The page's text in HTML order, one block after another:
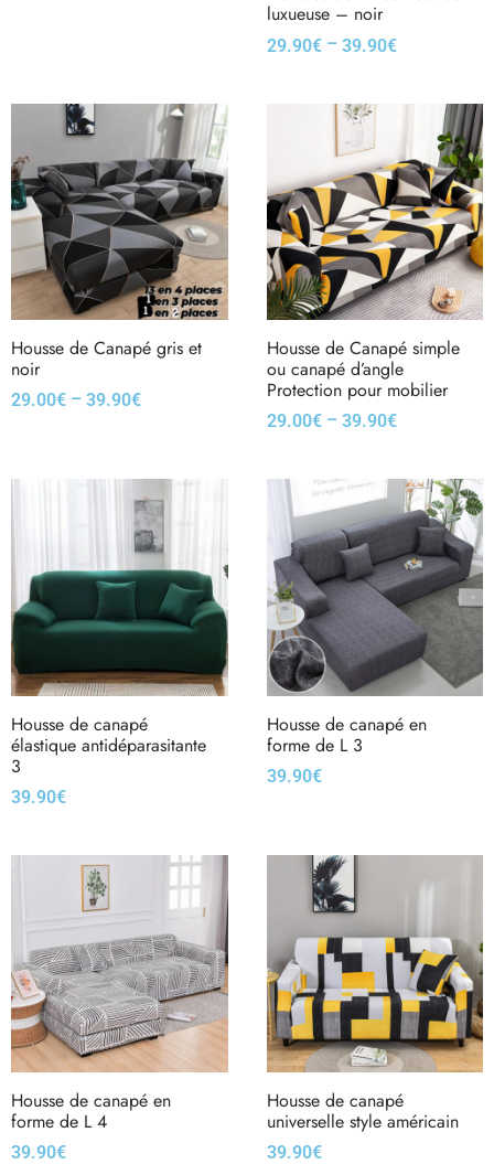
luxueuse – noir
29.90€– 39.90€
Housse de Canapé gris et
noir
29.00€ – 39.90€
Housse de Canapé simple
ou canapé d’angle
Protection pour mobilier
29.00€– 39.90€
Housse de canapé
élastique antidéparasitante
3
39.90€
Housse de canapé en
forme de L 3
39.90€
Housse de canapé en
forme de L 4
39.90€
Housse de canapé
universelle style américain
39.90€